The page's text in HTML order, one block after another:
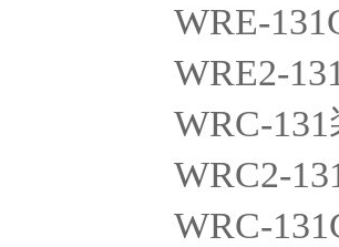
WRE-
WRE2-
WRC-131
WRC2-
WRC-